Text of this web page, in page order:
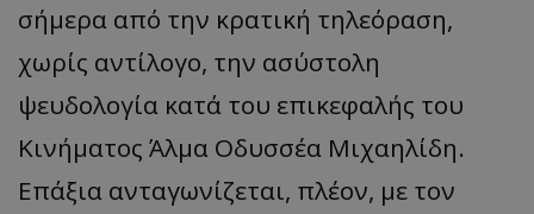
σήμερα από την κρατική τηλεόραση,
χωρίς αντίλογο, την ασύστολη
ψευδολογία κατά του επικεφαλής του
Κινήματος Άλμα Οδυσσέα Μιχαηλίδη.
Επάξια ανταγωνίζεται, πλέον, με τον